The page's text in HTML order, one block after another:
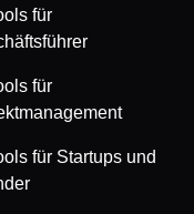
für
für
für Startups und